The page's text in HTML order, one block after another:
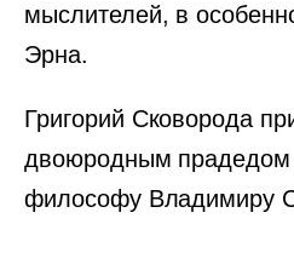
мыслителей, в
Эрна.
Григорий Сковорода
двоюродным прадедом
философу Владимиру